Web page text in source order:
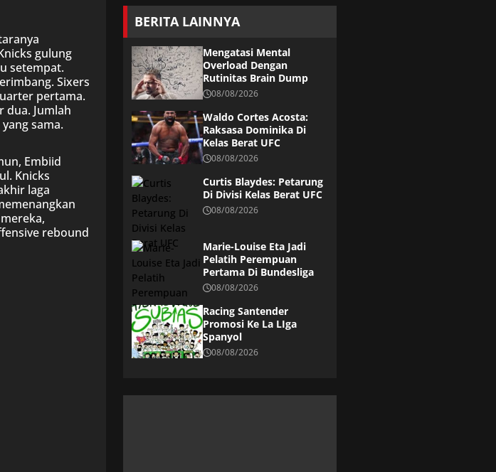
gulung
setempat.
Sixers
pertama.
dua. Jumlah
sama.
Embiid
Knicks
laga
rebound
BERITA LAINNYA
Mengatasi Mental
Overload Dengan
Rutinitas Brain Dump
08/08/2026
Waldo Cortes Acosta:
Raksasa Dominika Di
Kelas Berat UFC
08/08/2026
Curtis Blaydes: Petarung
Di Divisi Kelas Berat UFC
08/08/2026
Marie-Louise Eta Jadi
Pelatih Perempuan
Pertama Di Bundesliga
08/08/2026
Racing Santender
Promosi Ke La LIga
Spanyol
08/08/2026